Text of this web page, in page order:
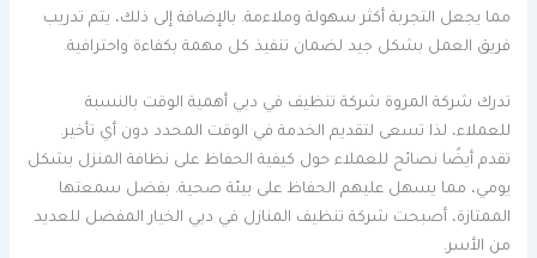
مما يجعل التجربة أكثر سهولة وملاءمة. بالإضافة إلى ذلك، يتم تدريب
فريق العمل بشكل جيد لضمان تنفيذ كل مهمة بكفاءة واحترافية.
تدرك شركة المروة شركة تنظيف في دبي أهمية الوقت بالنسبة
للعملاء، لذا تسعى لتقديم الخدمة في الوقت المحدد دون أي تأخير.
تقدم أيضًا نصائح للعملاء حول كيفية الحفاظ على نظافة المنزل بشكل
يومي، مما يسهل عليهم الحفاظ على بيئة صحية. بفضل سمعتها
الممتازة، أصبحت شركة تنظيف المنازل في دبي الخيار المفضل للعديد
من الأسر.